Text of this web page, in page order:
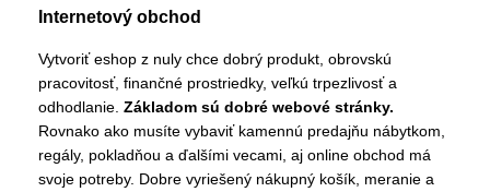
Internetový obchod
Vytvoriť eshop z nuly chce dobrý produkt, obrovskú
pracovitosť, finančné prostriedky, veľkú trpezlivosť a
odhodlanie. Základom sú dobré webové stránky.
Rovnako ako musíte vybaviť kamennú predajňu nábytkom,
regály, pokladňou a ďalšími vecami, aj online obchod má
svoje potreby. Dobre vyriešený nákupný košík, meranie a